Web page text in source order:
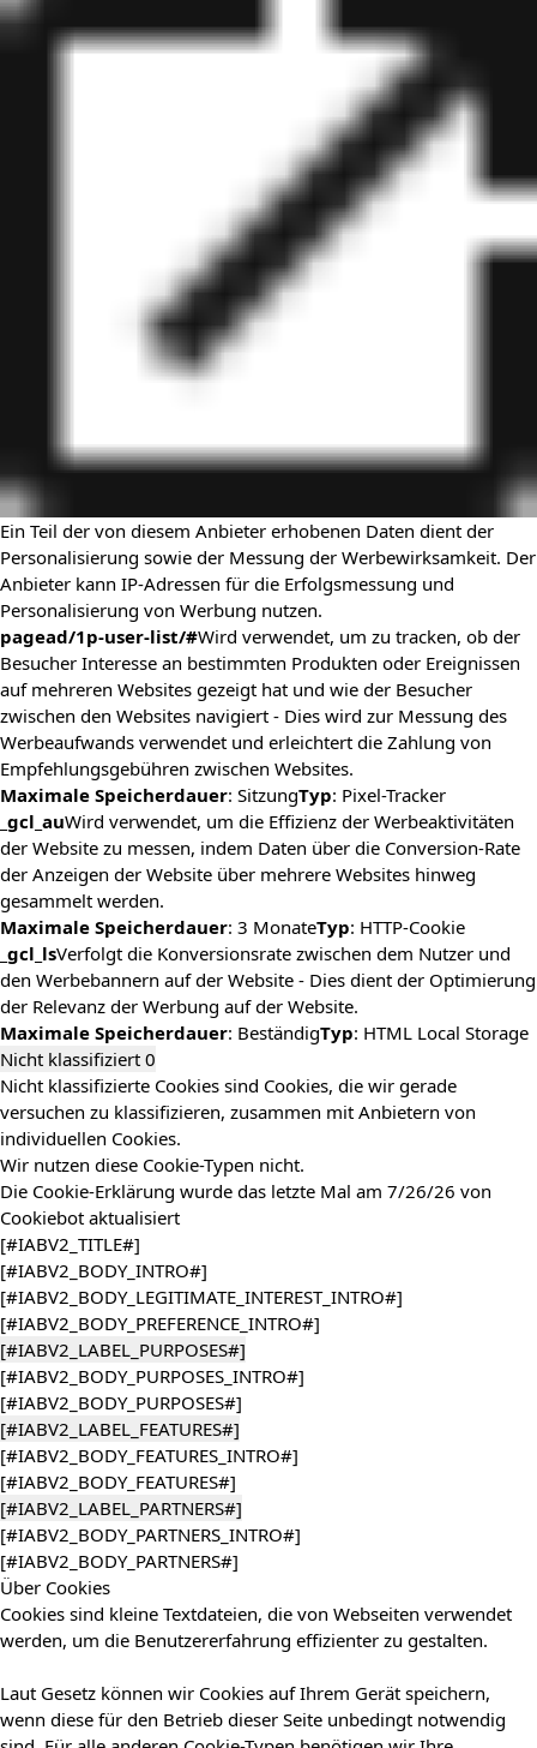
Ein Teil der von diesem Anbieter erhobenen Daten dient der
Personalisierung sowie der Messung der Werbewirksamkeit. Der
Anbieter kann IP-Adressen für die Erfolgsmessung und
Personalisierung von Werbung nutzen.
pagead/1p-user-list/#Wird verwendet, um zu tracken, ob der
Besucher Interesse an bestimmten Produkten oder Ereignissen
auf mehreren Websites gezeigt hat und wie der Besucher
zwischen den Websites navigiert - Dies wird zur Messung des
Werbeaufwands verwendet und erleichtert die Zahlung von
Empfehlungsgebühren zwischen Websites.
Maximale Speicherdauer: SitzungTyp: Pixel-Tracker
_gcl_auWird verwendet, um die Effizienz der Werbeaktivitäten
der Website zu messen, indem Daten über die Conversion-Rate
der Anzeigen der Website über mehrere Websites hinweg
gesammelt werden.
Maximale Speicherdauer: 3 MonateTyp: HTTP-Cookie
_gcl_lsVerfolgt die Konversionsrate zwischen dem Nutzer und
den Werbebannern auf der Website - Dies dient der Optimierung
der Relevanz der Werbung auf der Website.
Maximale Speicherdauer: BeständigTyp: HTML Local Storage
Nicht klassifiziert 0
Nicht klassifizierte Cookies sind Cookies, die wir gerade
versuchen zu klassifizieren, zusammen mit Anbietern von
individuellen Cookies.
Wir nutzen diese Cookie-Typen nicht.
Die Cookie-Erklärung wurde das letzte Mal am 7/26/26 von
Cookiebot aktualisiert
[#IABV2_TITLE#]
[#IABV2_BODY_INTRO#]
[#IABV2_BODY_LEGITIMATE_INTEREST_INTRO#]
[#IABV2_BODY_PREFERENCE_INTRO#]
[#IABV2_LABEL_PURPOSES#]
[#IABV2_BODY_PURPOSES_INTRO#]
[#IABV2_BODY_PURPOSES#]
[#IABV2_LABEL_FEATURES#]
[#IABV2_BODY_FEATURES_INTRO#]
[#IABV2_BODY_FEATURES#]
[#IABV2_LABEL_PARTNERS#]
[#IABV2_BODY_PARTNERS_INTRO#]
[#IABV2_BODY_PARTNERS#]
Über Cookies
Cookies sind kleine Textdateien, die von Webseiten verwendet
werden, um die Benutzererfahrung effizienter zu gestalten.
Laut Gesetz können wir Cookies auf Ihrem Gerät speichern,
wenn diese für den Betrieb dieser Seite unbedingt notwendig